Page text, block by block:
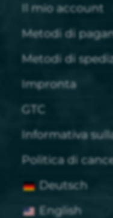
Il mio account
Metodi di
Metodi di
Impronta
GTC
Informativa
Politica di
Deutsch
English